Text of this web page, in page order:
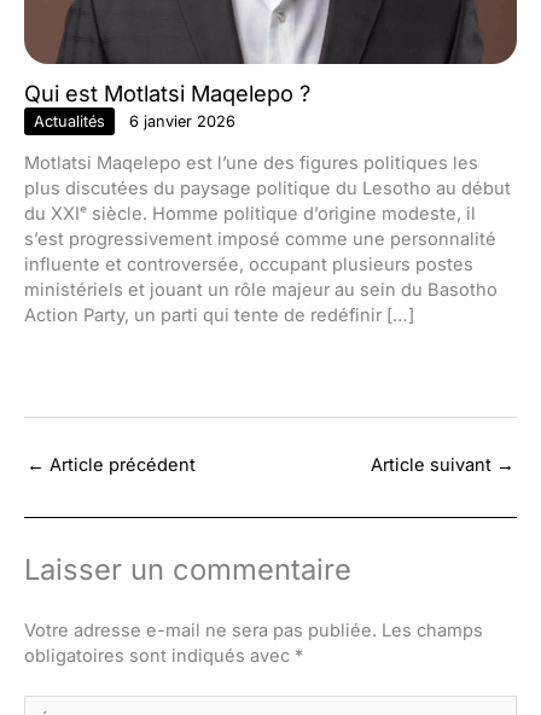
Qui est Motlatsi Maqelepo ?
Actualités 6 janvier 2026
Motlatsi Maqelepo est l’une des figures politiques les
plus discutées du paysage politique du Lesotho au début
du XXIᵉ siècle. Homme politique d’origine modeste, il
s’est progressivement imposé comme une personnalité
influente et controversée, occupant plusieurs postes
ministériels et jouant un rôle majeur au sein du Basotho
Action Party, un parti qui tente de redéfinir […]
← Article précédent Article suivant →
Laisser un commentaire
Votre adresse e-mail ne sera pas publiée. Les champs
obligatoires sont indiqués avec *